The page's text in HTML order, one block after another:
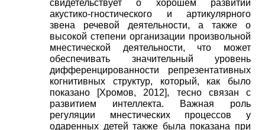
свидетельствует о хорошем развитии
акустико-гностического и артикулярного
звена речевой деятельности, а также о
высокой степени организации произвольной
мнестической деятельности, что может
обеспечивать значительный уровень
дифференцированности репрезентативных
когнитивных структур, который, как было
показано
[Хромов, 2012], тесно связан с
развитием интеллекта. Важная роль
регуляции мнестических процессов у
одаренных детей также была показана при